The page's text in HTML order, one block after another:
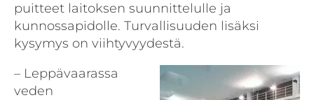
puitteet laitoksen suunnittelulle ja
kunnossapidolle. Turvallisuuden lisäksi
kysymys on viihtyvyydestä.
– Leppävaarassa
veden